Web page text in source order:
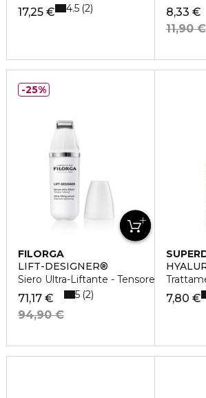
17,25 € 4.5 2
8,33 €
11,90 €
FILORGA
LIFT-DESIGNER®
Siero Ultra-Liftante - Tensore Intensivo
71,17 €
94,90 €
5 2
25%
7,80 €